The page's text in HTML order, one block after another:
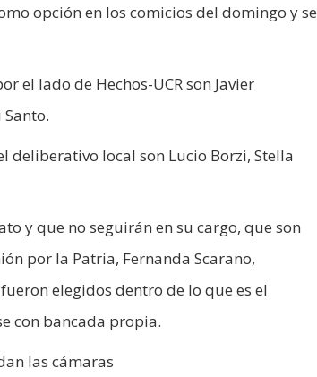
opción en los comicios del domingo y se
el lado de Hechos-UCR son Javier
deliberativo local son Lucio Borzi, Stella
y que no seguirán en su cargo, que son
por la Patria, Fernanda Scarano,
elegidos dentro de lo que es el
con bancada propia.
las cámaras